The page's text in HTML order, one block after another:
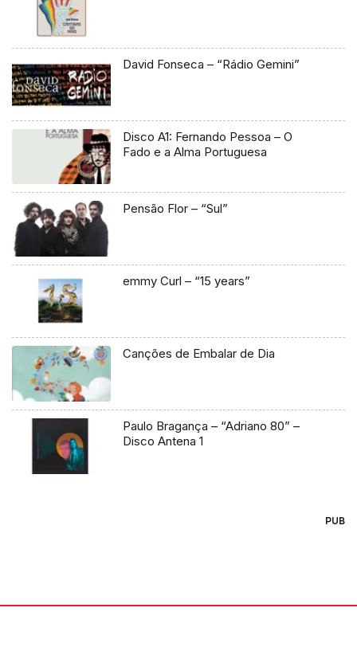
David Fonseca – “Rádio Gemini”
Disco A1: Fernando Pessoa – O
Fado e a Alma Portuguesa
Pensão Flor – “Sul”
emmy Curl – “15 years”
Canções de Embalar de Dia
Paulo Bragança – “Adriano 80” –
Disco Antena 1
PUB